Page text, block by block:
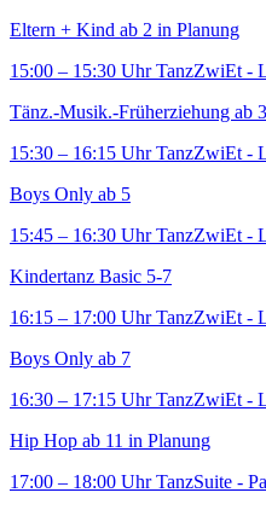
Eltern + Kind ab 2 in Planung
15:00 – 15:30 Uhr TanzZwiEt -
Tänz.-Musik.-Früherziehung ab 3
15:30 – 16:15 Uhr TanzZwiEt -
Boys Only ab 5
15:45 – 16:30 Uhr TanzZwiEt -
Kindertanz Basic 5-7
16:15 – 17:00 Uhr TanzZwiEt -
Boys Only ab 7
16:30 – 17:15 Uhr TanzZwiEt -
Hip Hop ab 11 in Planung
17:00 – 18:00 Uhr TanzSuite -